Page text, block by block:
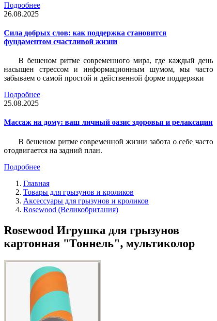
Подробнее
26.08.2025
Сила добрых слов: как поддержка становится
фундаментом счастливой жизни
В бешеном ритме современного мира, где каждый день
насыщен стрессом и информационным шумом, мы часто
забываем о самой простой и действенной форме поддержки
Подробнее
25.08.2025
Массаж на дому: ваш личный оазис здоровья и релаксации
В бешеном ритме современной жизни забота о себе часто
отодвигается на задний план.
Подробнее
Главная
Товары для грызунов и кроликов
Аксессуары для грызунов и кроликов
Rosewood (Великобритания)
Rosewood Игрушка для грызунов
картонная "Тоннель", мультиколор